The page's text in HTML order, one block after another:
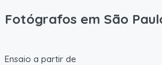
Fotógrafos em São
Ensaio a partir de